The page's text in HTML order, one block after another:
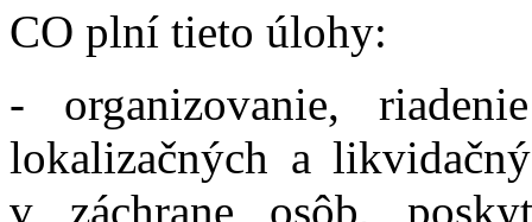
CO plní tieto úlohy:
- organizovanie,
lokalizačných a
v záchrane osôb,